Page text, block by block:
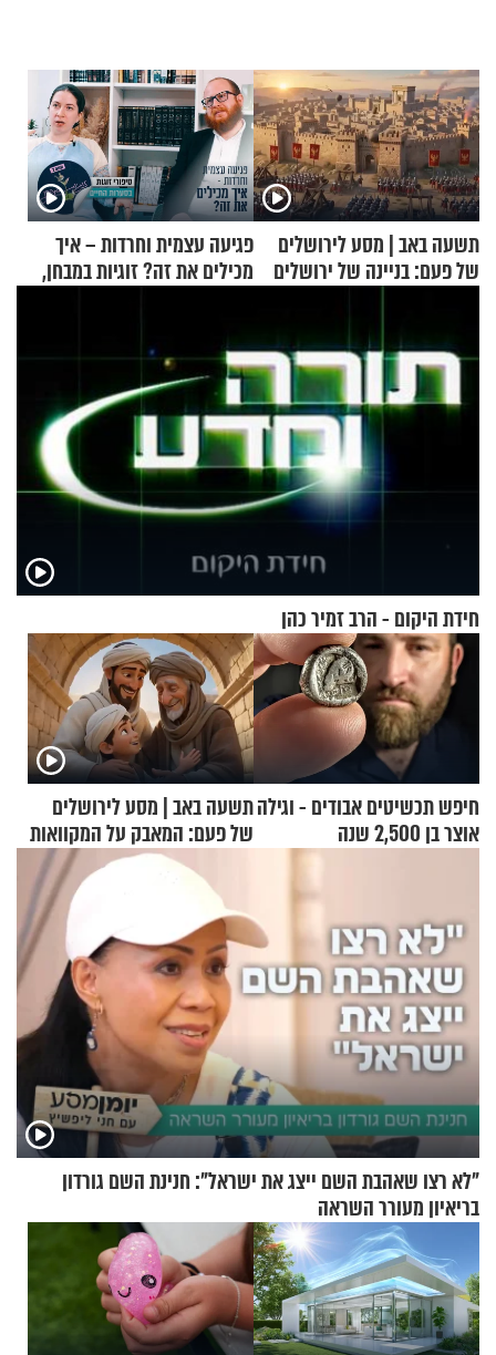
תשעה באב | מסע לירושלים
של פעם: בניינה של ירושלים
פגיעה עצמית וחרדות – איך
מכילים את זה? זוגיות במבחן,
חידת היקום - הרב זמיר כהן
חיפש תכשיטים אבודים - וגילה
אוצר בן 2,500 שנה
תשעה באב | מסע לירושלים
של פעם: המאבק על המקוואות
"לא רצו שאהבת השם ייצג את ישראל": חנינת השם גורדון
בריאיון מעורר השראה